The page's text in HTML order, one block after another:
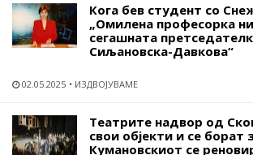
Кога бев студент со
„Омилена професорка
сегашната
Сиљановска-Давкова“
02.05.2025 ИЗДВОЈУВАМЕ
Театрите надвор од
свои објекти и се борат
Кумановскиот се